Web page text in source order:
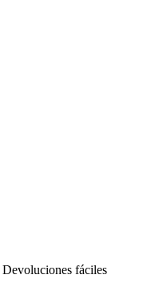
Devoluciones fáciles